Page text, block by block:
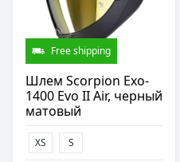
Free shipping
Шлем Scorpion Exo-
1400 Evo II Air, черный
матовый
XS S